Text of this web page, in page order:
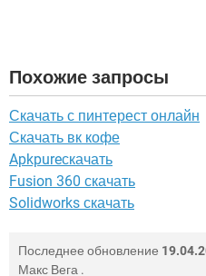
Похожие запросы
Скачать с пинтерест онлайн
Скачать вк кофе
Apkpureскачать
Fusion 360 скачать
Solidworks скачать
Последнее обновление
Макс Вега .